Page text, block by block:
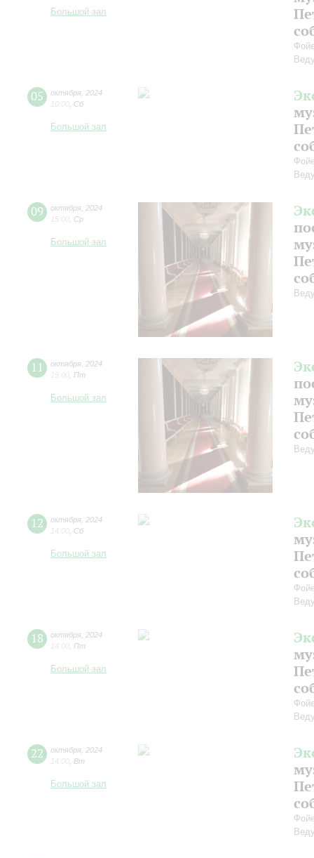
Большой зал
05 октября 2024
10:00 Сб
Большой зал
09 октября 2024
15:00 Ср
Большой зал
11 октября 2024
15:00 Пт
Большой зал
12 октября 2024
14:00 Сб
Большой зал
18 октября 2024
14:00 Пт
Большой зал
22 октября 2024
14:00 Вт
Большой зал